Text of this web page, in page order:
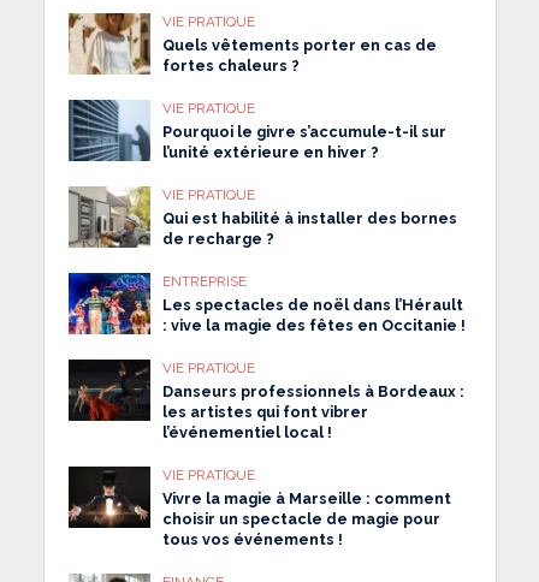
VIE PRATIQUE
Quels vêtements porter en cas de
fortes chaleurs ?
VIE PRATIQUE
Pourquoi le givre s’accumule-t-il sur
l’unité extérieure en hiver ?
VIE PRATIQUE
Qui est habilité à installer des bornes
de recharge ?
ENTREPRISE
Les spectacles de noël dans l’Hérault
: vive la magie des fêtes en Occitanie !
VIE PRATIQUE
Danseurs professionnels à Bordeaux :
les artistes qui font vibrer
l’événementiel local !
VIE PRATIQUE
Vivre la magie à Marseille : comment
choisir un spectacle de magie pour
tous vos événements !